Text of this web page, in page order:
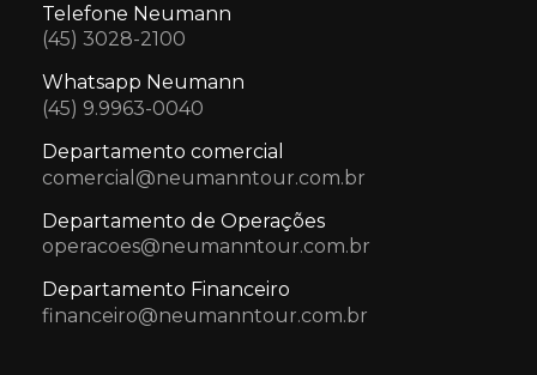
Telefone Neumann
(45) 3028-2100
Whatsapp Neumann
(45) 9.9963-0040
Departamento comercial
comercial@neumanntour.com.br
Departamento de Operações
operacoes@neumanntour.com.br
Departamento Financeiro
financeiro@neumanntour.com.br